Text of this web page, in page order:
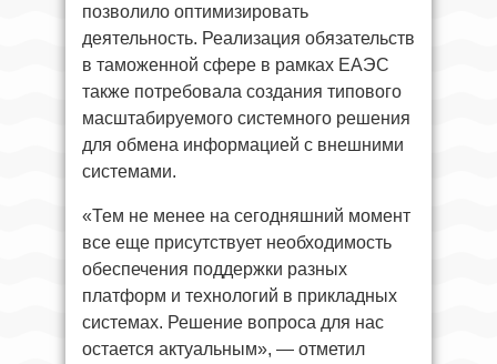
позволило оптимизировать
деятельность. Реализация обязательств
в таможенной сфере в рамках ЕАЭС
также потребовала создания типового
масштабируемого системного решения
для обмена информацией с внешними
системами.
«Тем не менее на сегодняшний момент
все еще присутствует необходимость
обеспечения поддержки разных
платформ и технологий в прикладных
системах. Решение вопроса для нас
остается актуальным», — отметил